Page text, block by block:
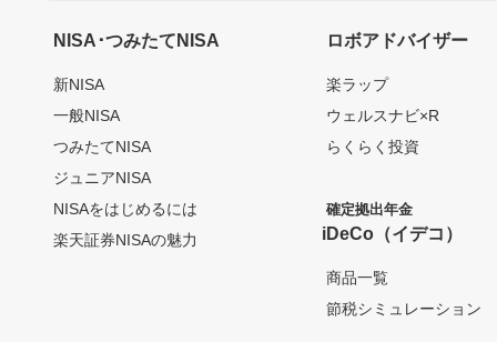
NISA･つみたてNISA
新NISA
一般NISA
つみたてNISA
ジュニアNISA
NISAをはじめるには
楽天証券NISAの魅力
ロボアドバイザー
楽ラップ
ウェルスナビ×R
らくらく投資
確定拠出年金
iDeCo（イデコ）
商品一覧
節税シミュレーション